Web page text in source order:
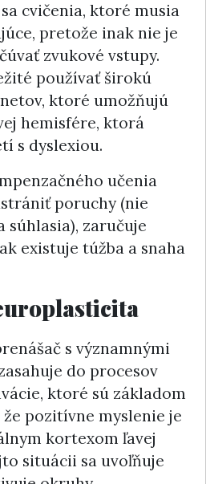
cvičenia, ktoré musia
pretože inak nie je
zvukové vstupy.
používať širokú
ktoré umožňujú
hemisfére, ktorá
s dyslexiou.
učenia
poruchy (nie
súhlasia), zaručuje
existuje túžba a snaha
s významnými
do procesov
ktoré sú základom
že pozitívne myslenie je
kortexom ľavej
situácii sa uvoľňuje